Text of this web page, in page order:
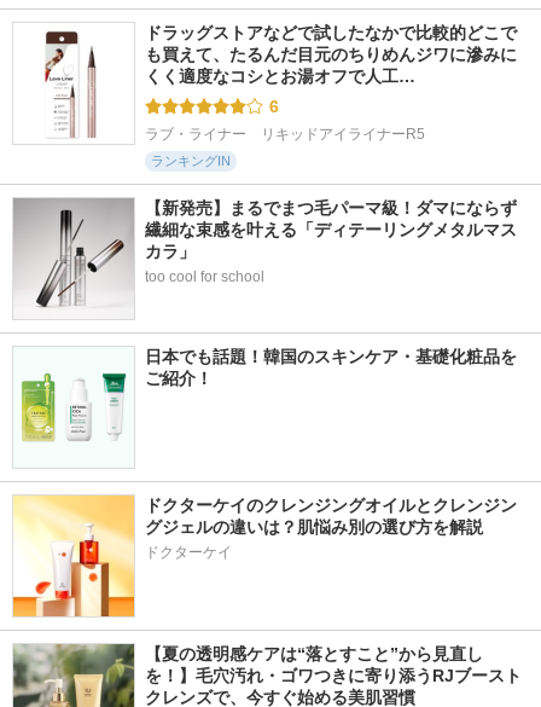
ドラッグストアなどで試したなかで比較的どこで
も買えて、たるんだ目元のちりめんジワに滲みに
くく適度なコシとお湯オフで人工…
6
ラブ・ライナー　リキッドアイライナーR5
ランキングIN
【新発売】まるでまつ毛パーマ級！ダマにならず
繊細な束感を叶える「ディテーリングメタルマス
カラ」
too cool for school
日本でも話題！韓国のスキンケア・基礎化粧品を
ご紹介！
ドクターケイのクレンジングオイルとクレンジン
グジェルの違いは？肌悩み別の選び方を解説
ドクターケイ
【夏の透明感ケアは“落とすこと”から見直し
を！】毛穴汚れ・ゴワつきに寄り添うRJブースト
クレンズで、今すぐ始める美肌習慣